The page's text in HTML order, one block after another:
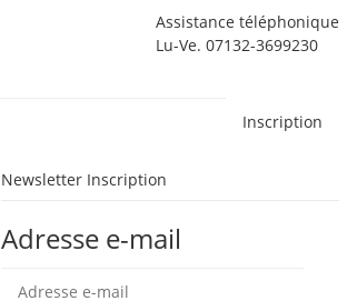
Assistance téléphonique
Lu-Ve. 07132-3699230
Inscription
Newsletter Inscription
Adresse e-mail